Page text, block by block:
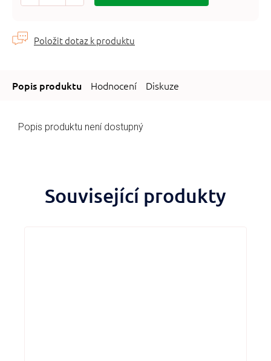
Související produkty
Hodnocení Diskuze
Popis produktu není dostupný